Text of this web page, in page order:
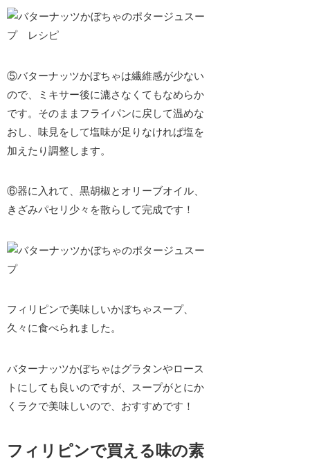
⑤バターナッツかぼちゃは繊維感が少ない
ので、ミキサー後に漉さなくてもなめらか
です。そのままフライパンに戻して温めな
おし、味見をして塩味が足りなければ塩を
加えたり調整します。
⑥器に入れて、黒胡椒とオリーブオイル、
きざみパセリ少々を散らして完成です！
フィリピンで美味しいかぼちゃスープ、
久々に食べられました。
バターナッツかぼちゃはグラタンやロース
トにしても良いのですが、スープがとにか
くラクで美味しいので、おすすめです！
フィリピンで買える味の素